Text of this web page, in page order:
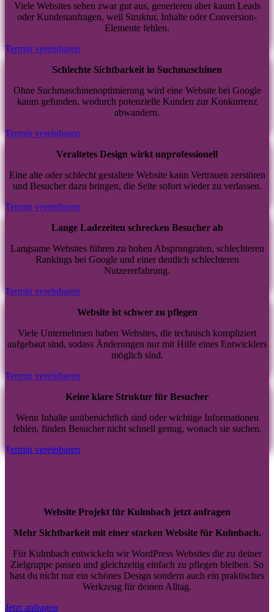
Viele Websites sehen zwar gut aus, generieren aber kaum Leads
oder Kundenanfragen, weil Struktur, Inhalte oder Conversion-
Elemente fehlen.
Termin vereinbaren
Schlechte Sichtbarkeit in Suchmaschinen
Ohne Suchmaschinenoptimierung wird eine Website bei Google
kaum gefunden, wodurch potenzielle Kunden zur Konkurrenz
abwandern.
Termin vereinbaren
Veraltetes Design wirkt unprofessionell
Eine alte oder schlecht gestaltete Website kann Vertrauen zerstören
und Besucher dazu bringen, die Seite sofort wieder zu verlassen.
Termin vereinbaren
Lange Ladezeiten schrecken Besucher ab
Langsame Websites führen zu hohen Absprungraten, schlechteren
Rankings bei Google und einer deutlich schlechteren
Nutzererfahrung.
Termin vereinbaren
Website ist schwer zu pflegen
Viele Unternehmen haben Websites, die technisch kompliziert
aufgebaut sind, sodass Änderungen nur mit Hilfe eines Entwicklers
möglich sind.
Termin vereinbaren
Keine klare Struktur für Besucher
Wenn Inhalte unübersichtlich sind oder wichtige Informationen
fehlen, finden Besucher nicht schnell genug, wonach sie suchen.
Termin vereinbaren
Website Projekt für Kulmbach jetzt anfragen
Mehr Sichtbarkeit mit einer starken Website für Kulmbach.
Für Kulmbach entwickeln wir WordPress Websites die zu deiner
Zielgruppe passen und gleichzeitig einfach zu pflegen bleiben. So
hast du nicht nur ein schönes Design sondern auch ein praktisches
Werkzeug für deinen Alltag.
Jetzt anfragen